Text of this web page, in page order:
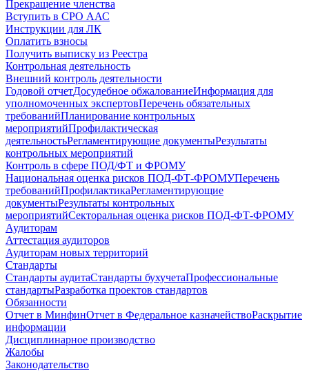
Прекращение членства
Вступить в СРО ААС
Инструкции для ЛК
Оплатить взносы
Получить выписку из Реестра
Контрольная деятельность
Внешний контроль деятельности
Годовой отчетДосудебное обжалованиеИнформация для
уполномоченных экспертовПеречень обязательных
требованийПланирование контрольных
мероприятийПрофилактическая
деятельностьРегламентирующие документыРезультаты
контрольных мероприятий
Контроль в сфере ПОД/ФТ и ФРОМУ
Национальная оценка рисков ПОД-ФТ-ФРОМУПеречень
требованийПрофилактикаРегламентирующие
документыРезультаты контрольных
мероприятийСекторальная оценка рисков ПОД-ФТ-ФРОМУ
Аудиторам
Аттестация аудиторов
Аудиторам новых территорий
Стандарты
Стандарты аудитаСтандарты бухучетаПрофессиональные
стандартыРазработка проектов стандартов
Обязанности
Отчет в МинфинОтчет в Федеральное казначействоРаскрытие
информации
Дисциплинарное производство
Жалобы
Законодательство